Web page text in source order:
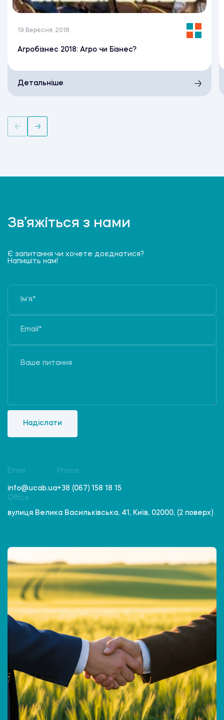
19 Вересня, 2018
Агробізнес 2018: Агро чи Бізнес?
Детальніше
Зв’яжіться з нами
Є запитання чи хочете доєднатися?
Напишіть нам!
Надіслати
Email
info@ucab.ua
Phone
+38 (067) 158 18 15
Office
вулиця Велика Васильківська, 41, Київ, 02000, (2 поверх)